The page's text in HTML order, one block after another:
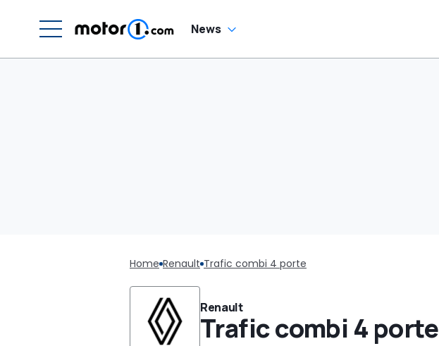
News
Home Renault Trafic combi 4 porte
Renault
Trafic combi 4 porte